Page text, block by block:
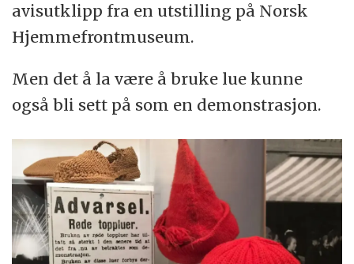
avisutklipp fra en utstilling på Norsk
Hjemmefrontmuseum.
Men det å la være å bruke lue kunne
også bli sett på som en demonstrasjon.